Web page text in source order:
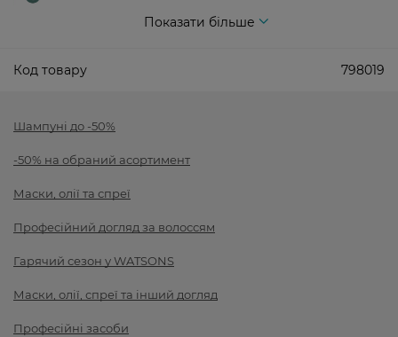
Показати більше
Код товару 798019
Шампуні до -50%
-50% на обраний асортимент
Маски, олії та спреї
Професійний догляд за волоссям
Гарячий сезон у WATSONS
Маски, олії, спреї та інший догляд
Професійні засоби